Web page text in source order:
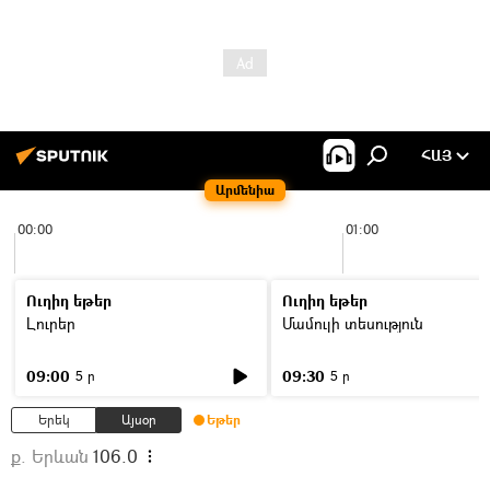
Արմենիա
ՀԱՅ
00:00 01:00
Ուղիղ եթեր
Լուրեր
09:00 5 ր
Ուղիղ եթեր
Մամուլի տեսություն
09:30 5 ր
Երեկ Այսօր Եթեր
ք. Երևան 106.0